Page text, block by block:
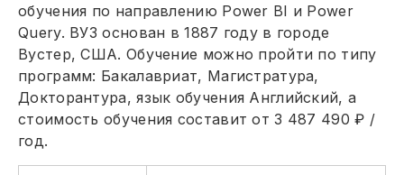
обучения по направлению Power BI и Power
Query. ВУЗ основан в 1887 году в городе
Вустер, США. Обучение можно пройти по типу
программ: Бакалавриат, Магистратура,
Докторантура, язык обучения Английский, а
стоимость обучения составит от 3 487 490 ₽ /
год.